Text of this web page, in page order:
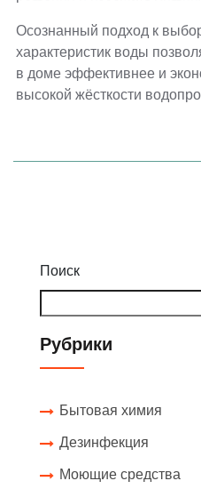
Осознанный подход к
характеристик воды
в доме эффективнее и
высокой жёсткости
Поиск
Рубрики
Бытовая химия
Дезинфекция
Моющие средства